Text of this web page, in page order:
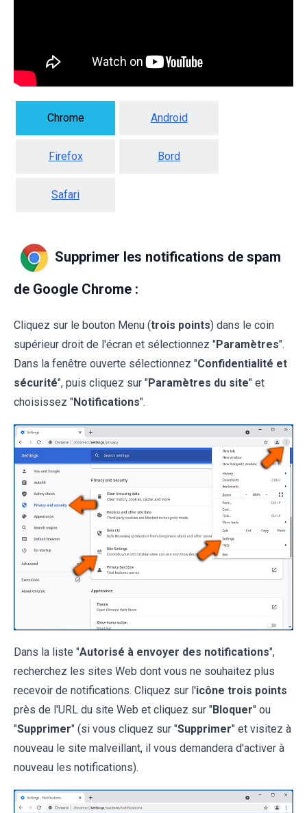
Chrome Android
Firefox Bord
Safari
Supprimer les notifications de spam
de Google Chrome :
Cliquez sur le bouton Menu (trois points) dans le coin
supérieur droit de l'écran et sélectionnez "Paramètres".
Dans la fenêtre ouverte sélectionnez "Confidentialité et
sécurité", puis cliquez sur "Paramètres du site" et
choisissez "Notifications".
Dans la liste "Autorisé à envoyer des notifications",
recherchez les sites Web dont vous ne souhaitez plus
recevoir de notifications. Cliquez sur l'icône trois points
près de l'URL du site Web et cliquez sur "Bloquer" ou
"Supprimer" (si vous cliquez sur "Supprimer" et visitez à
nouveau le site malveillant, il vous demandera d'activer à
nouveau les notifications).